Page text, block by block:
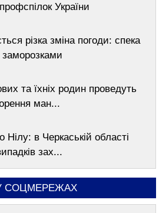
України
різка зміна погоди: спека
та їхніх родин проведуть
ман...
Нілу: в Черкаській області
зах...
СОЦМЕРЕЖАХ